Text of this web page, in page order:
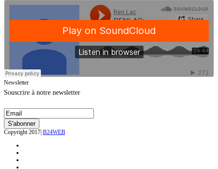
Newsletter
Souscrire à notre newsletter
Copyright 2017| B24WEB